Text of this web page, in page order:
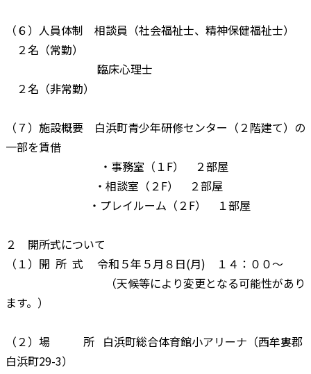
（６）人員体制 相談員（社会福祉士、精神保健福祉士）
２名（常勤）
臨床心理士
２名（非常勤）
（７）施設概要 白浜町青少年研修センター（２階建て）の
一部を賃借
・事務室（１F） ２部屋
・相談室（２F） ２部屋
・プレイルーム（２F） １部屋
２ 開所式について
（１）開 所 式 令和５年５月８日(月) １４：００～
（天候等により変更となる可能性があり
ます。）
（２）場 所 白浜町総合体育館小アリーナ（西牟婁郡
白浜町29-3）